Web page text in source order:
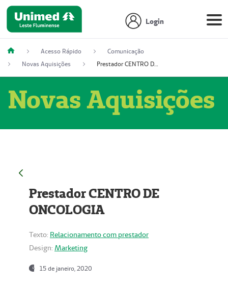
Login
Acesso Rápido
Comunicação
Novas Aquisições
Prestador CENTRO DE ONCOLOGIA
Novas Aquisições
Prestador CENTRO DE
ONCOLOGIA
Texto: Relacionamento com prestador
Design: Marketing
15 de janeiro, 2020